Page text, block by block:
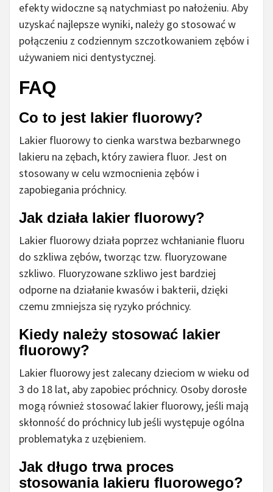
efekty widoczne są natychmiast po nałożeniu. Aby
uzyskać najlepsze wyniki, należy go stosować w
połączeniu z codziennym szczotkowaniem zębów i
używaniem nici dentystycznej.
FAQ
Co to jest lakier fluorowy?
Lakier fluorowy to cienka warstwa bezbarwnego
lakieru na zębach, który zawiera fluor. Jest on
stosowany w celu wzmocnienia zębów i
zapobiegania próchnicy.
Jak działa lakier fluorowy?
Lakier fluorowy działa poprzez wchłanianie fluoru
do szkliwa zębów, tworząc tzw. fluoryzowane
szkliwo. Fluoryzowane szkliwo jest bardziej
odporne na działanie kwasów i bakterii, dzięki
czemu zmniejsza się ryzyko próchnicy.
Kiedy należy stosować lakier
fluorowy?
Lakier fluorowy jest zalecany dzieciom w wieku od
3 do 18 lat, aby zapobiec próchnicy. Osoby dorosłe
mogą również stosować lakier fluorowy, jeśli mają
skłonność do próchnicy lub jeśli występuje ogólna
problematyka z uzębieniem.
Jak długo trwa proces
stosowania lakieru fluorowego?